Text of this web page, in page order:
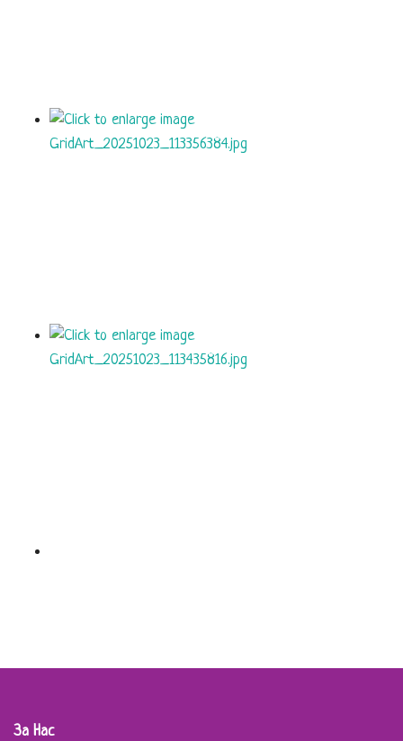
За Нас